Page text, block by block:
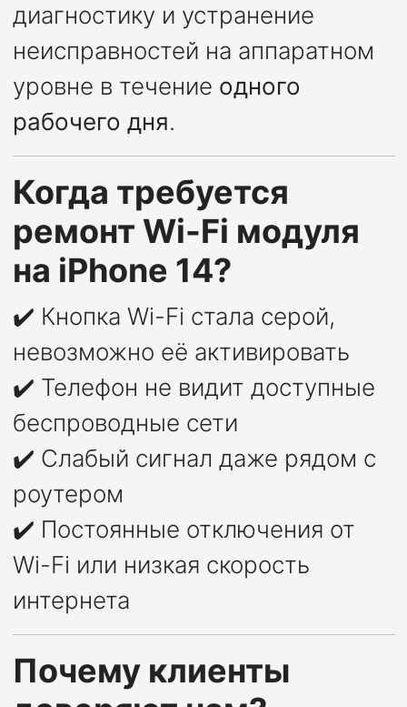
диагностику и устранение
неисправностей на аппаратном
уровне в течение одного
рабочего дня.
Когда требуется
ремонт Wi-Fi модуля
на iPhone 14?
✔️ Кнопка Wi-Fi стала серой,
невозможно её активировать
✔️ Телефон не видит доступные
беспроводные сети
✔️ Слабый сигнал даже рядом с
роутером
✔️ Постоянные отключения от
Wi-Fi или низкая скорость
интернета
Почему клиенты